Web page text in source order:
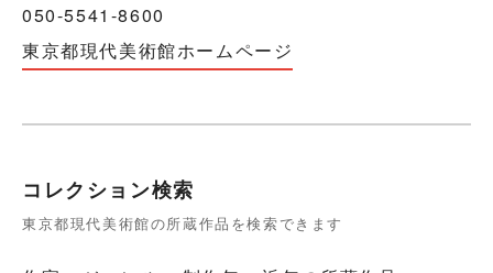
050-5541-8600
東京都現代美術館ホームページ
コレクション検索
東京都現代美術館の所蔵作品を検索できます